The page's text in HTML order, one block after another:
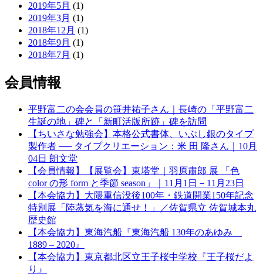
2019年5月 (1)
2019年3月 (1)
2018年12月 (1)
2018年9月 (1)
2018年7月 (1)
会員情報
平野富二の会会員の笹井祐子さん｜長崎の「平野富二
生誕の地」碑と「新町活版所跡」碑を訪問
【ちいさな勉強会】本格公式書体、いぶし銀のタイプ
製作者 ── タイプクリエーション：米 田 隆さん｜10月
04日 朗文堂
【会員情報】【展覧会】東塔堂｜羽原肅郎 展 「色
color の形 form と季節 season」｜11月1日－11月23日
【本会協力】大隈重信没後100年・鉄道開業150年記念
特別展「陸蒸気を海に通せ！」／佐賀県立 佐賀城本丸
歴史館
【本会協力】東海汽船『東海汽船 130年のあゆみ
1889 – 2020』
【本会協力】東京都北区立王子桜中学校『王子桜だよ
り』